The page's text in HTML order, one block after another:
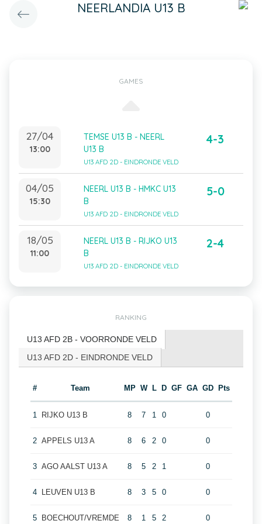
NEERLANDIA U13 B
GAMES
27/04
13:00
TEMSE U13 B - NEERL
U13 B
U13 AFD 2D - EINDRONDE VELD
4-3
04/05
15:30
NEERL U13 B - HMKC U13
B
U13 AFD 2D - EINDRONDE VELD
5-0
18/05
11:00
NEERL U13 B - RIJKO U13
B
U13 AFD 2D - EINDRONDE VELD
2-4
RANKING
U13 AFD 2B - VOORRONDE VELD
U13 AFD 2D - EINDRONDE VELD
# Team MP W L D GF GA GD Pts
1 RIJKO U13 B 8 7 1 0 0
2 APPELS U13 A 8 6 2 0 0
3 AGO AALST U13 A 8 5 2 1 0
4 LEUVEN U13 B 8 3 5 0 0
5 BOECHOUT/VREMDE 8 1 5 2 0